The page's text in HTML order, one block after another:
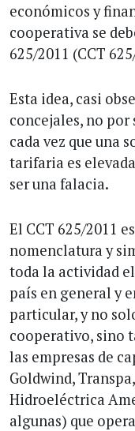
económicos y
cooperativa se
625/2011 (CCT
Esta idea, casi
concejales, no
cada vez que una
tarifaria es
ser una falacia.
El CCT 625/2011
nomenclatura y
toda la actividad
país en general y
particular, y no
cooperativo, sino
las empresas de
Goldwind,
Hidroeléctrica
algunas) que